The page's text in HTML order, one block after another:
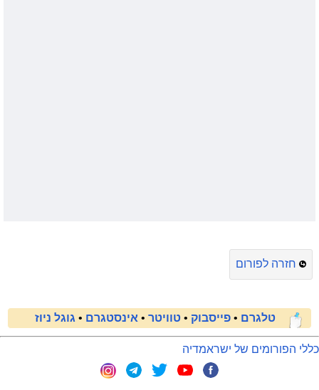
חזרה לפורום
טלגרם • פייסבוק • טוויטר • אינסטגרם • גוגל ניוז
כללי הפורומים של ישראמדיה